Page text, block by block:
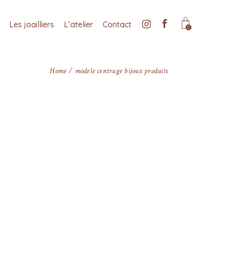
Les joailliers L’atelier Contact 0
Home modele centrage bijoux produits